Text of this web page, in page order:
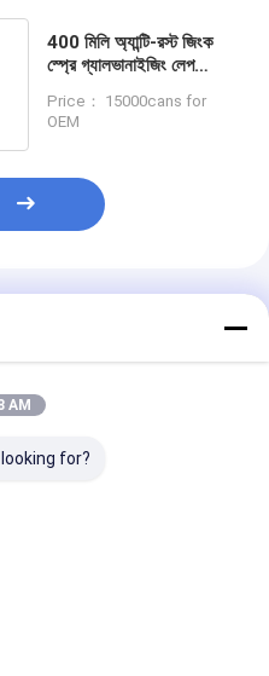
400 মিলি অ্যান্টি-রস্ট জিংক
স্প্রে গ্যালভানাইজিং লেপ
Price： 15000cans for
OEM
AM
for?